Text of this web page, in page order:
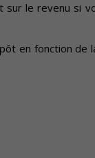
sur le revenu si
en fonction de